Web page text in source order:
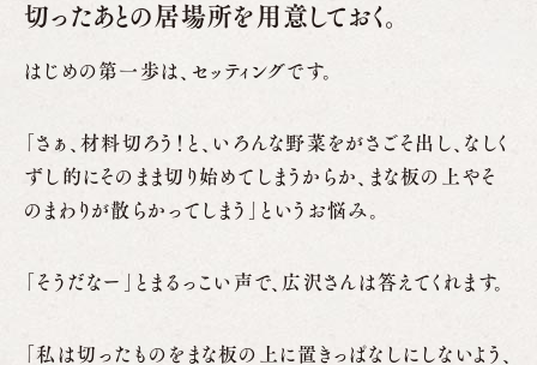
切ったあとの居場所を用意しておく。
はじめの第一歩は、セッティングです。
「さぁ、材料切ろう！と、いろんな野菜をがさごそ出し、なしく
ずし的にそのまま切り始めてしまうからか、まな板の上やそ
のまわりが散らかってしまう」というお悩み。
「そうだなー」とまるっこい声で、広沢さんは答えてくれます。
「私は切ったものをまな板の上に置きっぱなしにしないよう、